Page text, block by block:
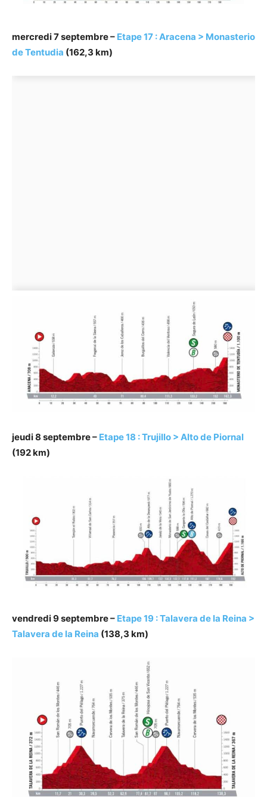
mercredi 7 septembre – Etape 17 : Aracena > Monasterio
de Tentudia (162,3 km)
jeudi 8 septembre – Etape 18 : Trujillo > Alto de Piornal
(192 km)
vendredi 9 septembre – Etape 19 : Talavera de la Reina >
Talavera de la Reina (138,3 km)